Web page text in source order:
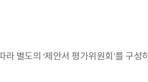
별도의 ‘제안서 평가위원회’를 구성